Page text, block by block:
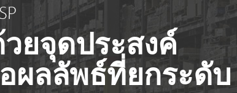
ยจุดประสงค์
อผลลัพธ์ที่ยกระดับ